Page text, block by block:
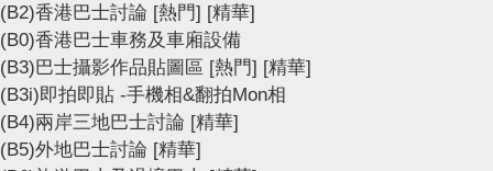
(B2)香港巴士討論 [熱門] [精華]
(B0)香港巴士車務及車廂設備
(B3)巴士攝影作品貼圖區 [熱門] [精華]
(B3i)即拍即貼 -手機相&翻拍Mon相
(B4)兩岸三地巴士討論 [精華]
(B5)外地巴士討論 [精華]